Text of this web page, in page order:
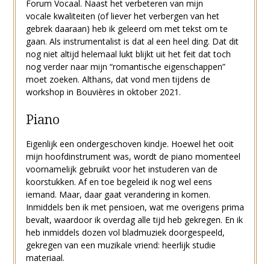
Forum Vocaal. Naast het verbeteren van mijn
vocale kwaliteiten (of liever het verbergen van het
gebrek daaraan) heb ik geleerd om met tekst om te
gaan. Als instrumentalist is dat al een heel ding. Dat dit
nog niet altijd helemaal lukt blijkt uit het feit dat toch
nog verder naar mijn “romantische eigenschappen”
moet zoeken. Althans, dat vond men tijdens de
workshop in Bouvières in oktober 2021.
Piano
Eigenlijk een ondergeschoven kindje. Hoewel het ooit
mijn hoofdinstrument was, wordt de piano momenteel
voornamelijk gebruikt voor het instuderen van de
koorstukken. Af en toe begeleid ik nog wel eens
iemand. Maar, daar gaat verandering in komen.
Inmiddels ben ik met pensioen, wat me overigens prima
bevalt, waardoor ik overdag alle tijd heb gekregen. En ik
heb inmiddels dozen vol bladmuziek doorgespeeld,
gekregen van een muzikale vriend: heerlijk studie
materiaal.